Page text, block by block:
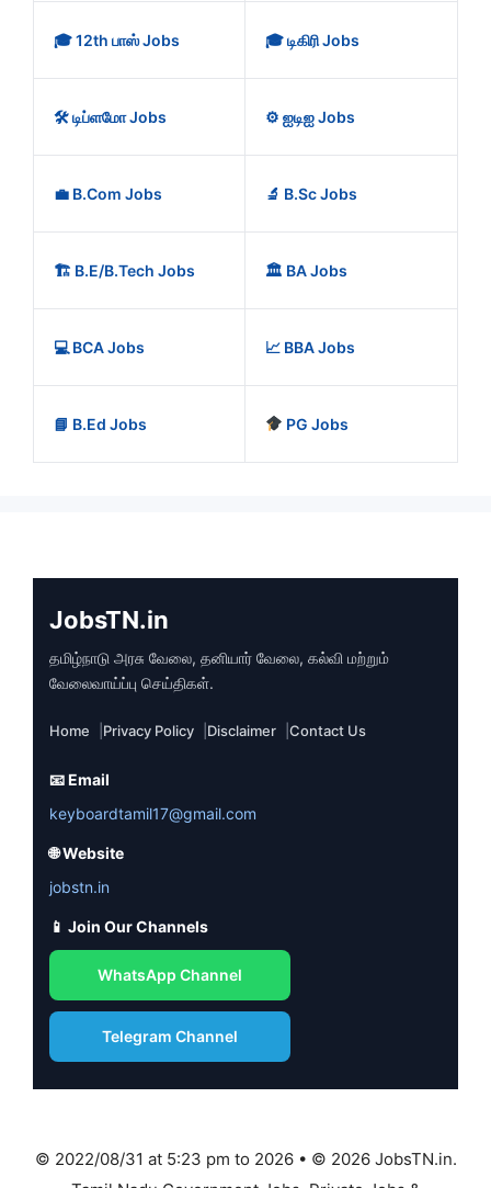
🎓 12th பாஸ் Jobs 🎓 டிகிரி Jobs
🛠️ டிப்ளமோ Jobs ⚙️ ஐடிஐ Jobs
💼 B.Com Jobs 🔬 B.Sc Jobs
🏗️ B.E/B.Tech Jobs 🏛️ BA Jobs
💻 BCA Jobs 📈 BBA Jobs
📘 B.Ed Jobs PG Jobs
JobsTN.in
தமிழ்நாடு அரசு வேலை, தனியார் வேலை, கல்வி மற்றும்
வேலைவாய்ப்பு செய்திகள்.
Home Privacy Policy Disclaimer Contact Us
📧 Email
keyboardtamil17@gmail.com
🌐 Website
jobstn.in
📱 Join Our Channels
WhatsApp Channel
Telegram Channel
© 2022/08/31 at 5:23 pm to 2026 • © 2026 JobsTN.in.